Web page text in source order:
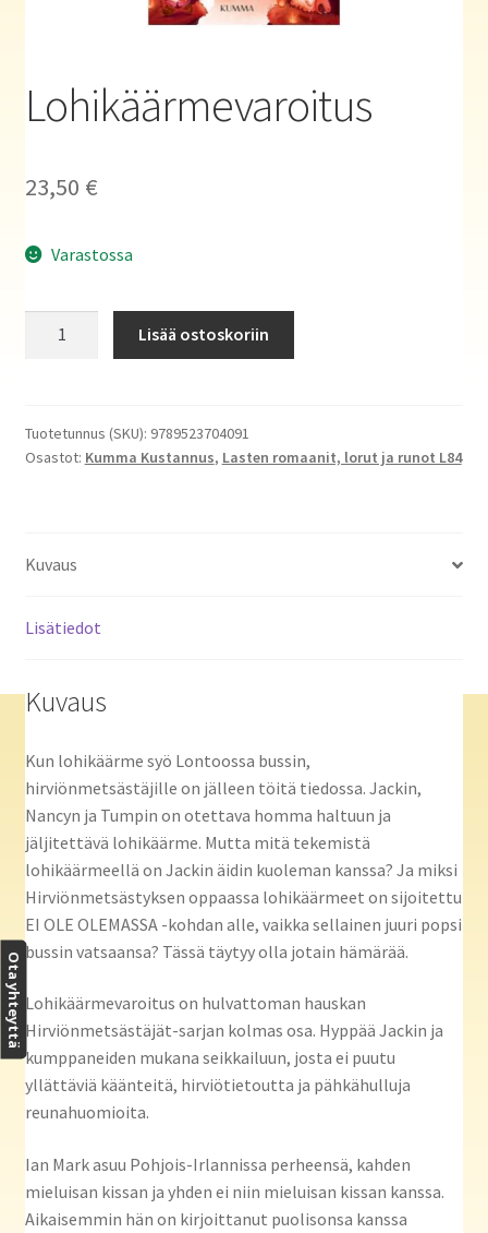
Haluatko kirjailijaksi?
Lohikäärmevaroitus
23,50 €
Varastossa
Lisää ostoskoriin
Tuotetunnus (SKU): 9789523704091
Osastot: Kumma Kustannus, Lasten romaanit, lorut ja runot L84
Kuvaus
Lisätiedot
Kuvaus
Kun lohikäärme syö Lontoossa bussin,
hirviönmetsästäjille on jälleen töitä tiedossa. Jackin,
Nancyn ja Tumpin on otettava homma haltuun ja
jäljitettävä lohikäärme. Mutta mitä tekemistä
lohikäärmeellä on Jackin äidin kuoleman kanssa? Ja miksi
Hirviönmetsästyksen oppaassa lohikäärmeet on sijoitettu
EI OLE OLEMASSA -kohdan alle, vaikka sellainen juuri popsi
bussin vatsaansa? Tässä täytyy olla jotain hämärää.
Lohikäärmevaroitus on hulvattoman hauskan
Hirviönmetsästäjät-sarjan kolmas osa. Hyppää Jackin ja
kumppaneiden mukana seikkailuun, josta ei puutu
yllättäviä käänteitä, hirviötietoutta ja pähkähulluja
reunahuomioita.
Ian Mark asuu Pohjois-Irlannissa perheensä, kahden
mieluisan kissan ja yhden ei niin mieluisan kissan kanssa.
Aikaisemmin hän on kirjoittanut puolisonsa kanssa
Ota yhteyttä